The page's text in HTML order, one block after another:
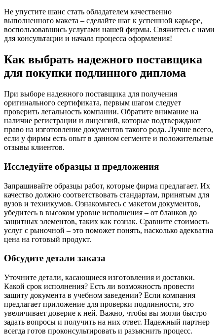
Не упустите шанс стать обладателем качественно
выполненного макета – сделайте шаг к успешной карьере,
воспользовавшись услугами нашей фирмы. Свяжитесь с нами
для консультации и начала процесса оформления!
Как выбрать надежного поставщика
для покупки подлинного диплома
При выборе надежного поставщика для получения
оригинального сертификата, первым шагом следует
проверить легальность компании. Обратите внимание на
наличие регистрации и лицензий, которые подтверждают
право на изготовление документов такого рода. Лучше всего,
если у фирмы есть опыт в данном сегменте и положительные
отзывы клиентов.
Исследуйте образцы и предложения
Запрашивайте образцы работ, которые фирма предлагает. Их
качество должно соответствовать стандартам, принятым для
вузов и техникумов. Ознакомьтесь с макетом документов,
убедитесь в высоком уровне исполнения – от бланков до
защитных элементов, таких как гознак. Сравните стоимость
услуг с рыночной – это поможет понять, насколько адекватна
цена на готовый продукт.
Обсудите детали заказа
Уточните детали, касающиеся изготовления и доставки.
Какой срок исполнения? Есть ли возможность провести
защиту документа в учебном заведении? Если компания
предлагает приложение для проверки подлинности, это
увеличивает доверие к ней. Важно, чтобы вы могли быстро
задать вопросы и получить на них ответ. Надежный партнер
всегда готов проконсультировать и разъяснить процесс.